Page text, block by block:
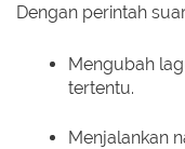
Dengan perintah
Mengubah
tertentu.
Menjalankan